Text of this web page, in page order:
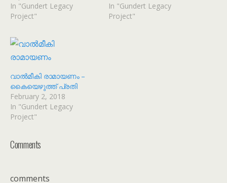
In "Gundert Legacy
Project"
In "Gundert Legacy
Project"
വാൽമീകി രാമായണം –
കൈയെഴുത്ത് പ്രതി
February 2, 2018
In "Gundert Legacy
Project"
Comments
comments